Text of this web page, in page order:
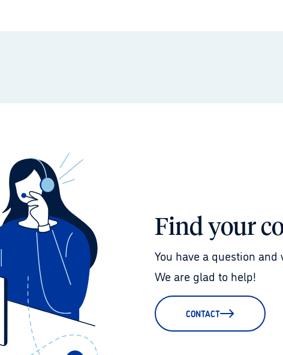
Find your
You have a question
We are glad to help!
CONTACT